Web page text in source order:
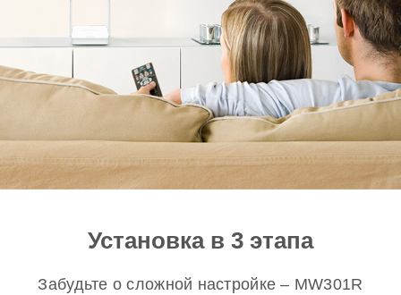
Установка в 3 этапа
Забудьте о сложной настройке – MW301R